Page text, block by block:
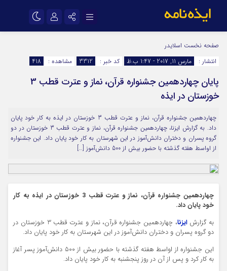
اینستاگرام
سروش
ایتا
آپارات
اپلیکیشن رمز عبور
مرا به خاطر بسپار
صفحه نخست اسلایدر
انتشار :
مارس 11, 2017 - 1:47 ب.ظ کد خبر : 3312 مشاهده : 418
پایان چهاردهمین جشنواره قرآن، نماز و عترت قطب 3
خوزستان در ایذه
چهاردهمین جشنواره قرآن، نماز و عترت قطب 3 خوزستان در ایذه به کار خود پایان
داد. به گزارش ایزنا، چهاردهمین جشنواره قرآن، نماز و عترت قطب 3 خوزستان در دو
گروه پسران و دختران دانش‌آموز در این شهرستان به کار خود پایان داد. این جشنواره
از اواسط هفته گذشته با حضور بیش از 500 دانش‌آموز […]
چهاردهمین جشنواره قرآن، نماز و عترت قطب 3 خوزستان در ایذه به کار
خود پایان داد.
به گزارشایزنا
، چهاردهمین جشنواره قرآن، نماز و عترت قطب 3 خوزستان در
دو گروه پسران و دختران دانش‌آموز در این شهرستان به کار خود پایان داد.
این جشنواره از اواسط هفته گذشته با حضور بیش از 500 دانش‌آموز پسر آغاز
به کار کرد و پس از آن در روز پنجشنبه به کار خود پایان داد.